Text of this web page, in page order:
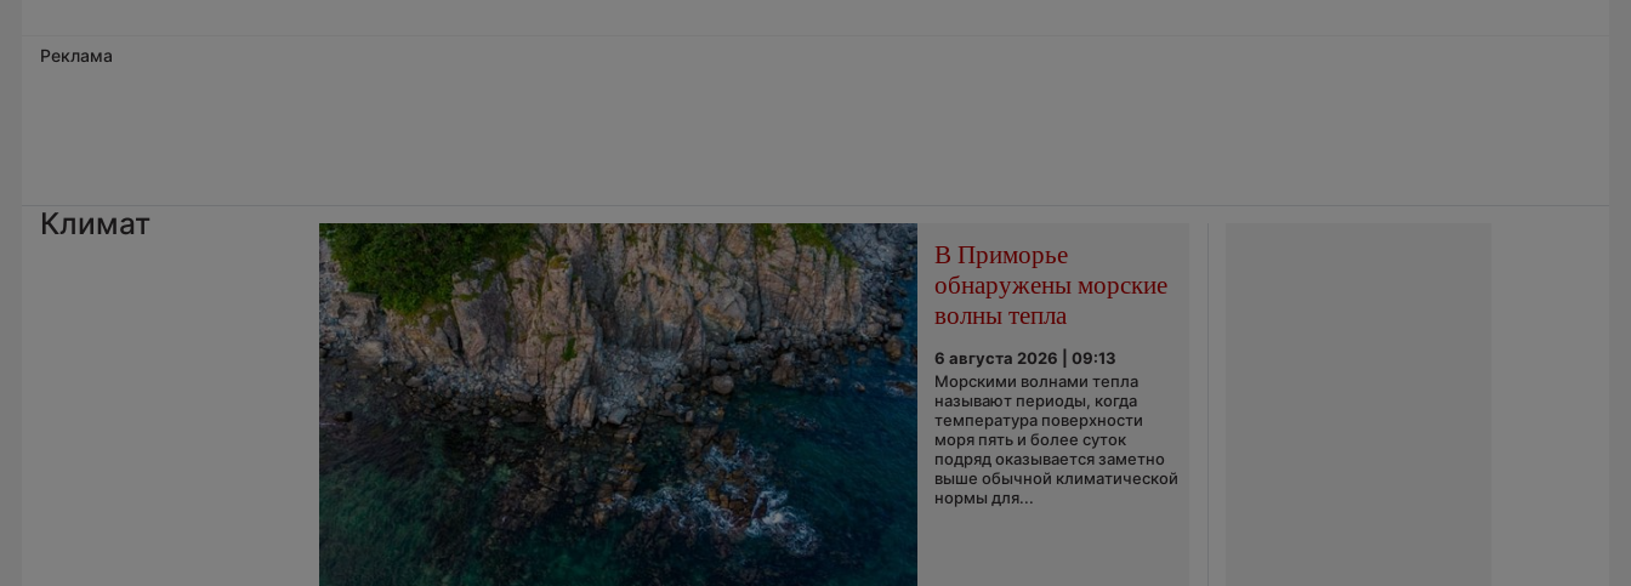
Реклама
Климат
В Приморье
обнаружены морские
волны тепла
6 августа 2026 | 09:13
Морскими волнами тепла
называют периоды, когда
температура поверхности
моря пять и более суток
подряд оказывается заметно
выше обычной климатической
нормы для...